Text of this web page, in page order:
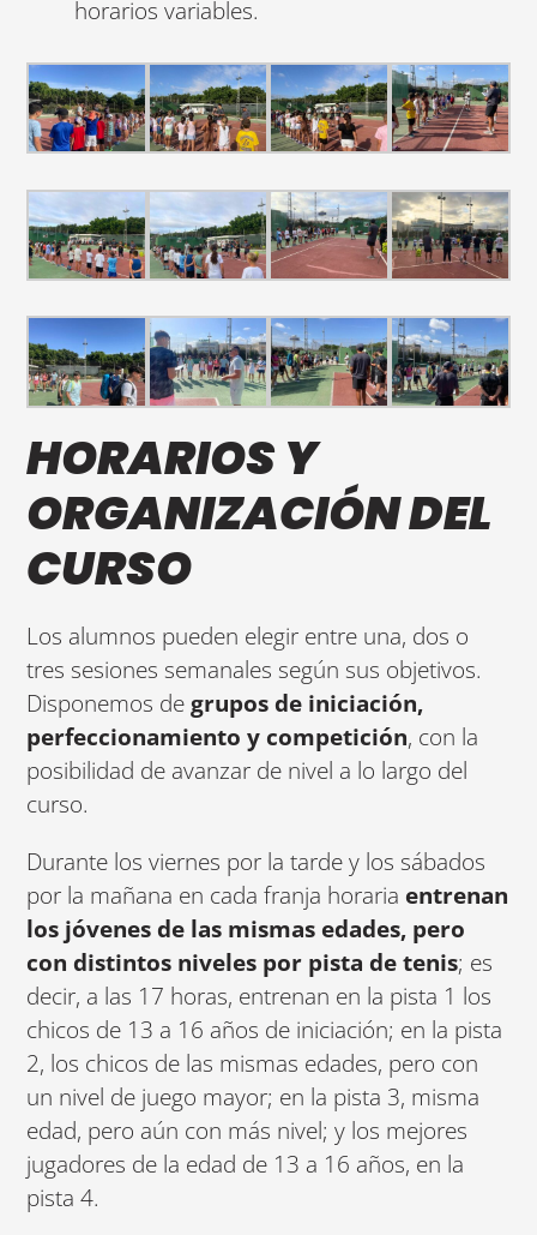
horarios variables.
HORARIOS Y
ORGANIZACIÓN DEL
CURSO
Los alumnos pueden elegir entre una, dos o
tres sesiones semanales según sus objetivos.
Disponemos degrupos de iniciación,
perfeccionamiento y competición, con la
posibilidad de avanzar de nivel a lo largo del
curso.
Durante los viernes por la tarde y los sábados
por la mañana en cada franja horaria entrenan
los jóvenes de las mismas edades, pero
con distintos niveles por pista de tenis; es
decir, a las 17 horas, entrenan en la pista 1 los
chicos de 13 a 16 años de iniciación; en la pista
2, los chicos de las mismas edades, pero con
un nivel de juego mayor; en la pista 3, misma
edad, pero aún con más nivel; y los mejores
jugadores de la edad de 13 a 16 años, en la
pista 4.